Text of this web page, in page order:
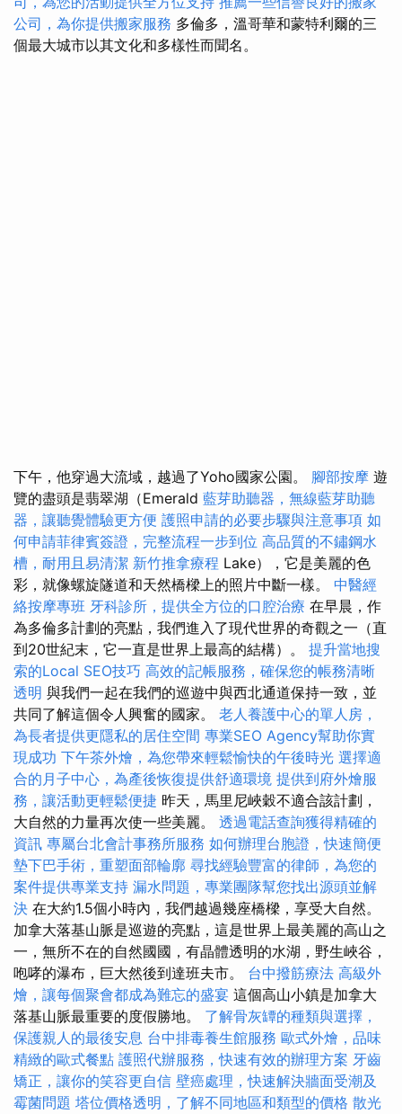
公司，為你提供搬家服務 多倫多，溫哥華和蒙特利爾的三
個最大城市以其文化和多樣性而聞名。
下午，他穿過大流域，越過了Yoho國家公園。 腳部按摩 遊
覽的盡頭是翡翠湖（Emerald 藍芽助聽器，無線藍芽助聽
器，讓聽覺體驗更方便 護照申請的必要步驟與注意事項 如
何申請菲律賓簽證，完整流程一步到位 高品質的不鏽鋼水
槽，耐用且易清潔 新竹推拿療程 Lake），它是美麗的色
彩，就像螺旋隧道和天然橋樑上的照片中斷一樣。 中醫經
絡按摩專班 牙科診所，提供全方位的口腔治療 在早晨，作
為多倫多計劃的亮點，我們進入了現代世界的奇觀之一（直
到20世紀末，它一直是世界上最高的結構）。 提升當地搜
索的Local SEO技巧 高效的記帳服務，確保您的帳務清晰
透明 與我們一起在我們的巡遊中與西北通道保持一致，並
共同了解這個令人興奮的國家。 老人養護中心的單人房，
為長者提供更隱私的居住空間 專業SEO Agency幫助你實
現成功 下午茶外燴，為您帶來輕鬆愉快的午後時光 選擇適
合的月子中心，為產後恢復提供舒適環境 提供到府外燴服
務，讓活動更輕鬆便捷 昨天，馬里尼峽穀不適合該計劃，
大自然的力量再次使一些美麗。 透過電話查詢獲得精確的
資訊 專屬台北會計事務所服務 如何辦理台胞證，快速簡便
墊下巴手術，重塑面部輪廓 尋找經驗豐富的律師，為您的
案件提供專業支持 漏水問題，專業團隊幫您找出源頭並解
決 在大約1.5個小時內，我們越過幾座橋樑，享受大自然。
加拿大落基山脈是巡遊的亮點，這是世界上最美麗的高山之
一，無所不在的自然國國，有晶體透明的水湖，野生峽谷，
咆哮的瀑布，巨大然後到達班夫市。 台中撥筋療法 高級外
燴，讓每個聚會都成為難忘的盛宴 這個高山小鎮是加拿大
落基山脈最重要的度假勝地。 了解骨灰罈的種類與選擇，
保護親人的最後安息 台中排毒養生館服務 歐式外燴，品味
精緻的歐式餐點 護照代辦服務，快速有效的辦理方案 牙齒
矯正，讓你的笑容更自信 壁癌處理，快速解決牆面受潮及
霉菌問題 塔位價格透明，了解不同地區和類型的價格 散光